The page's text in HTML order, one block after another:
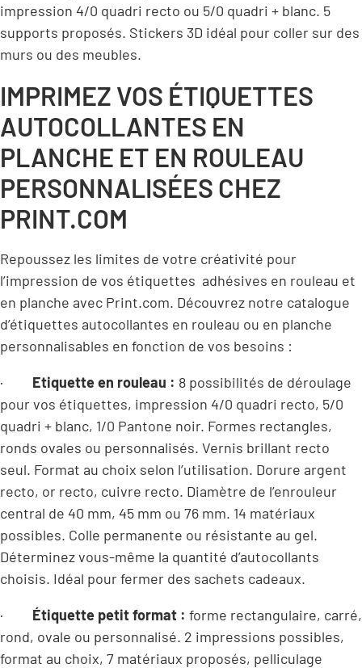
impression 4/0 quadri recto ou 5/0 quadri + blanc. 5
supports proposés. Stickers 3D idéal pour coller sur des
murs ou des meubles.
IMPRIMEZ VOS ÉTIQUETTES
AUTOCOLLANTES EN
PLANCHE ET EN ROULEAU
PERSONNALISÉES CHEZ
PRINT.COM
Repoussez les limites de votre créativité pour
l’impression de vos étiquettes adhésives en rouleau et
en planche avec Print.com. Découvrez notre catalogue
d’étiquettes autocollantes en rouleau ou en planche
personnalisables en fonction de vos besoins :
· Etiquette en rouleau : 8 possibilités de déroulage
pour vos étiquettes, impression 4/0 quadri recto, 5/0
quadri + blanc, 1/0 Pantone noir. Formes rectangles,
ronds ovales ou personnalisés. Vernis brillant recto
seul. Format au choix selon l’utilisation. Dorure argent
recto, or recto, cuivre recto. Diamètre de l’enrouleur
central de 40 mm, 45 mm ou 76 mm. 14 matériaux
possibles. Colle permanente ou résistante au gel.
Déterminez vous-même la quantité d’autocollants
choisis. Idéal pour fermer des sachets cadeaux.
· Étiquette petit format : forme rectangulaire, carré,
rond, ovale ou personnalisé. 2 impressions possibles,
format au choix, 7 matériaux proposés, pelliculage